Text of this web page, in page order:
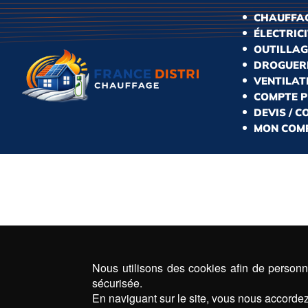
COMPTE
DEVIS /
MON
Nous utilisons des cookies afin de
sécurisée.
En naviguant sur le site, vous nous